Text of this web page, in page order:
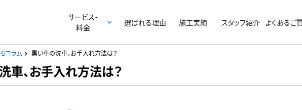
サービス・
料金
keyboard_arrow_down 選ばれる理由 施工実績 スタッフ紹介 よくあるご
コラム navigate_next 黒い車の洗車、お手入れ方法は？
車、お手入れ方法は？